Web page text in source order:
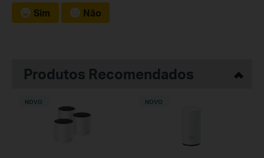
Sim Não
Produtos Recomendados
NOVO NOVO